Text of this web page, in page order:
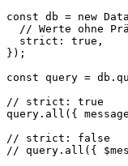
const db = new
// Werte ohne
  strict:
true ,
});
const query = db.
// strict: true
query. all ({
// strict: false
// query.all({